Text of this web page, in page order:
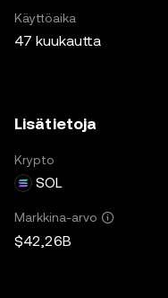
Käyttöaika
47 kuukautta
Lisätietoja
Krypto
SOL
Markkina-arvo
$42,26B